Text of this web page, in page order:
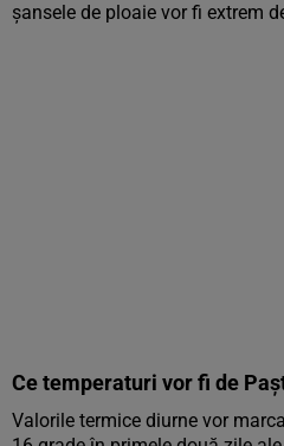
șansele de ploaie vor fi extrem
Ce temperaturi vor fi de
Valorile termice diurne vor